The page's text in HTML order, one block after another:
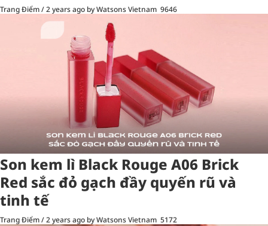
Trang Điểm/2 years ago by Watsons Vietnam 9646
Son kem lì Black Rouge A06 Brick
Red sắc đỏ gạch đầy quyến rũ và
tinh tế
Trang Điểm/2 years ago by Watsons Vietnam 5172